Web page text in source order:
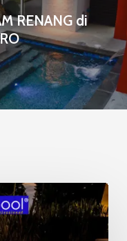
RENANG di